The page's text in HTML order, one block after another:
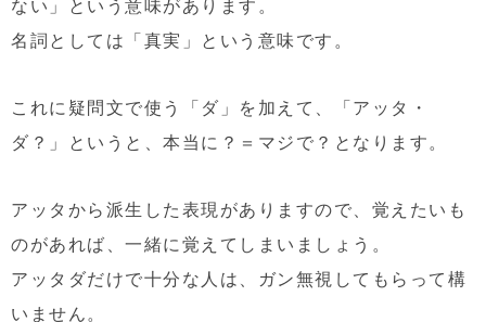
名詞としては「真実」という意味です。
これに疑問文で使う「ダ」を加えて、「アッタ・
ダ？」というと、本当に？＝マジで？となります。
アッタから派生した表現がありますので、覚えたいも
のがあれば、一緒に覚えてしまいましょう。
アッタダだけで十分な人は、ガン無視してもらって構
いません。